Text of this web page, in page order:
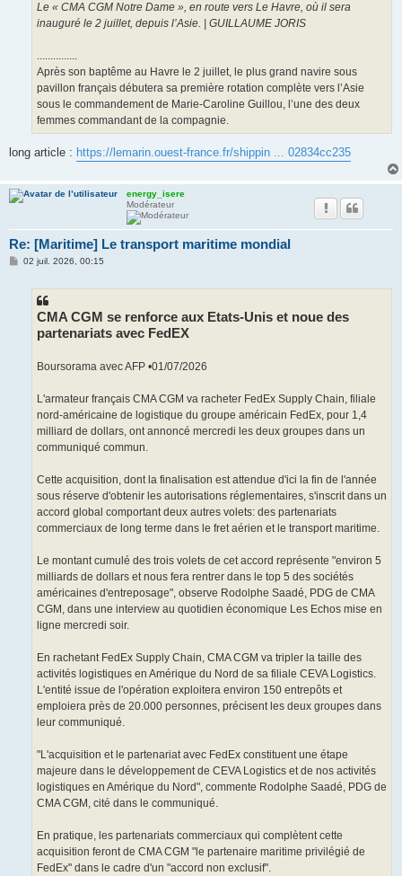
Le « CMA CGM Notre Dame », en route vers Le Havre, où il sera
inauguré le 2 juillet, depuis l’Asie. | GUILLAUME JORIS
Après son baptême au Havre le 2 juillet, le plus grand navire sous
pavillon français débutera sa première rotation complète vers l’Asie
sous le commandement de Marie-Caroline Guillou, l’une des deux
femmes commandant de la compagnie.
long article : https://lemarin.ouest-france.fr/shippin ... 02834cc235
energy_isere
Modérateur
Re: [Maritime] Le transport maritime mondial
M02 juil. 2026, 00:15
CMA CGM se renforce aux Etats-Unis et noue des
partenariats avec FedEX
Boursorama avec AFP •01/07/2026
L'armateur français CMA CGM va racheter FedEx Supply Chain, filiale
nord-américaine de logistique du groupe américain FedEx, pour 1,4
milliard de dollars, ont annoncé mercredi les deux groupes dans un
communiqué commun.
Cette acquisition, dont la finalisation est attendue d'ici la fin de l'année
sous réserve d'obtenir les autorisations réglementaires, s'inscrit dans un
accord global comportant deux autres volets: des partenariats
commerciaux de long terme dans le fret aérien et le transport maritime.
Le montant cumulé des trois volets de cet accord représente "environ 5
milliards de dollars et nous fera rentrer dans le top 5 des sociétés
américaines d'entreposage", observe Rodolphe Saadé, PDG de CMA
CGM, dans une interview au quotidien économique Les Echos mise en
ligne mercredi soir.
En rachetant FedEx Supply Chain, CMA CGM va tripler la taille des
activités logistiques en Amérique du Nord de sa filiale CEVA Logistics.
L'entité issue de l'opération exploitera environ 150 entrepôts et
emploiera près de 20.000 personnes, précisent les deux groupes dans
leur communiqué.
"L'acquisition et le partenariat avec FedEx constituent une étape
majeure dans le développement de CEVA Logistics et de nos activités
logistiques en Amérique du Nord", commente Rodolphe Saadé, PDG de
CMA CGM, cité dans le communiqué.
En pratique, les partenariats commerciaux qui complètent cette
acquisition feront de CMA CGM "le partenaire maritime privilégié de
FedEx" dans le cadre d'un "accord non exclusif".